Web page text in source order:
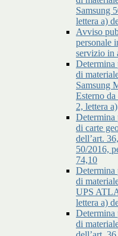
Samsung
lettera a)
Avviso
personale
servizio in
Determina
di
Samsung
Esterno
2, lettera a)
Determina
di carte
dell’art.
50/2016,
74,10
Determina
di
UPS
lettera a)
Determina
di